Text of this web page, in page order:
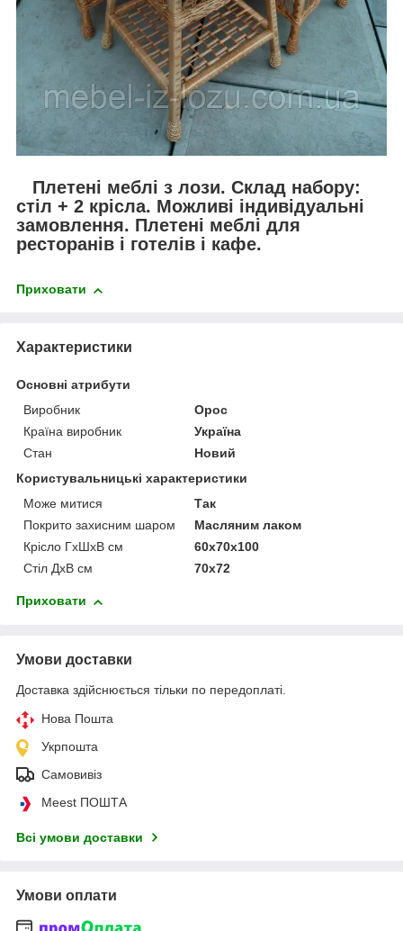
Плетені меблі з лози. Склад набору:
стіл + 2 крісла. Можливі індивідуальні
замовлення. Плетені меблі для
ресторанів і готелів і кафе.
Приховати
Характеристики
Основні атрибути
Виробник
Орос
Країна виробник
Україна
Стан
Новий
Користувальницькі характеристики
Може митися
Так
Покрито захисним шаром
Масляним лаком
Крісло ГхШхВ см
60х70х100
Стіл ДхВ см
70х72
Приховати
Умови доставки
Доставка здійснюється тільки по передоплаті.
Нова Пошта
Укрпошта
Самовивіз
Meest ПОШТА
Всі умови доставки
Умови оплати